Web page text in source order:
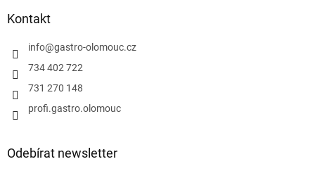
Kontakt
info@gastro-olomouc.cz
734 402 722
731 270 148
profi.gastro.olomouc
Odebírat newsletter